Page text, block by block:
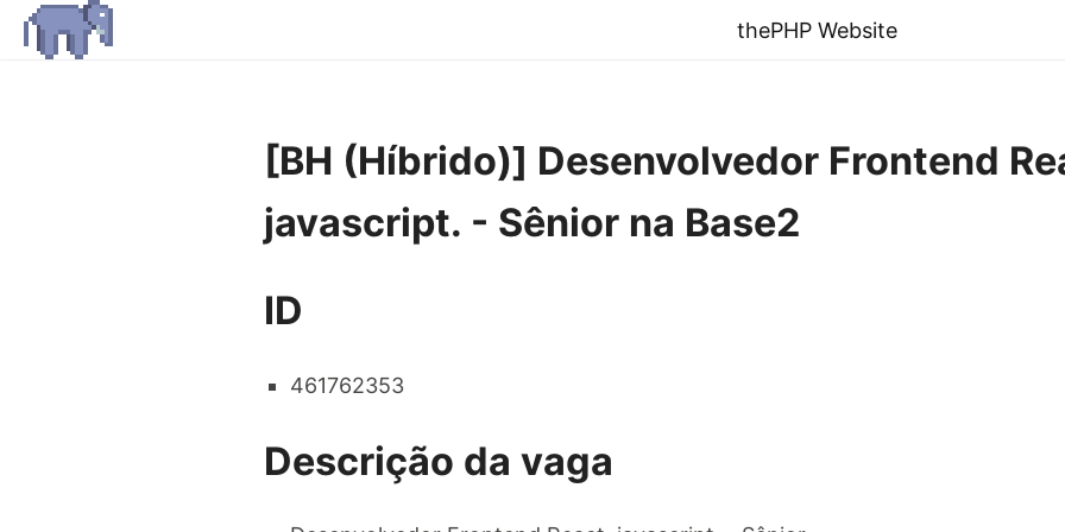
thePHP Website
[BH (Híbrido)] Desenvolvedor Frontend
javascript. - Sênior na Base2
ID
461762353
Descrição da vaga